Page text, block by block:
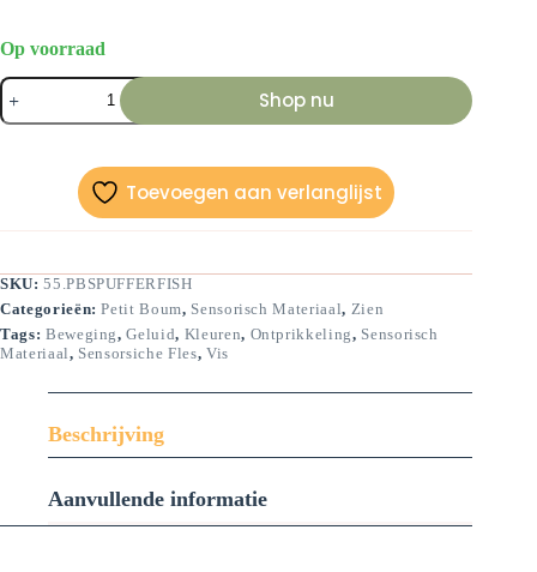
Op voorraad
Sensorische
fles-
Kogelvis-
Shop nu
Toevoegen aan verlanglijst
SKU:55.PBSPUFFERFISH
Categorieën:Petit Boum, Sensorisch Materiaal, Zien
Tags: Beweging,Geluid, Kleuren, Ontprikkeling, Sensorisch
Materiaal, Sensorsiche Fles, Vis
Beschrijving
Aanvullende informatie